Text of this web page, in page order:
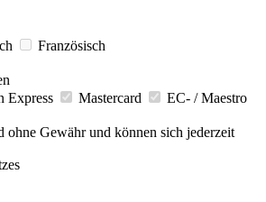
Französisch
Express Mastercard
EC- / Maestro
ohne Gewähr und können sich jederzeit